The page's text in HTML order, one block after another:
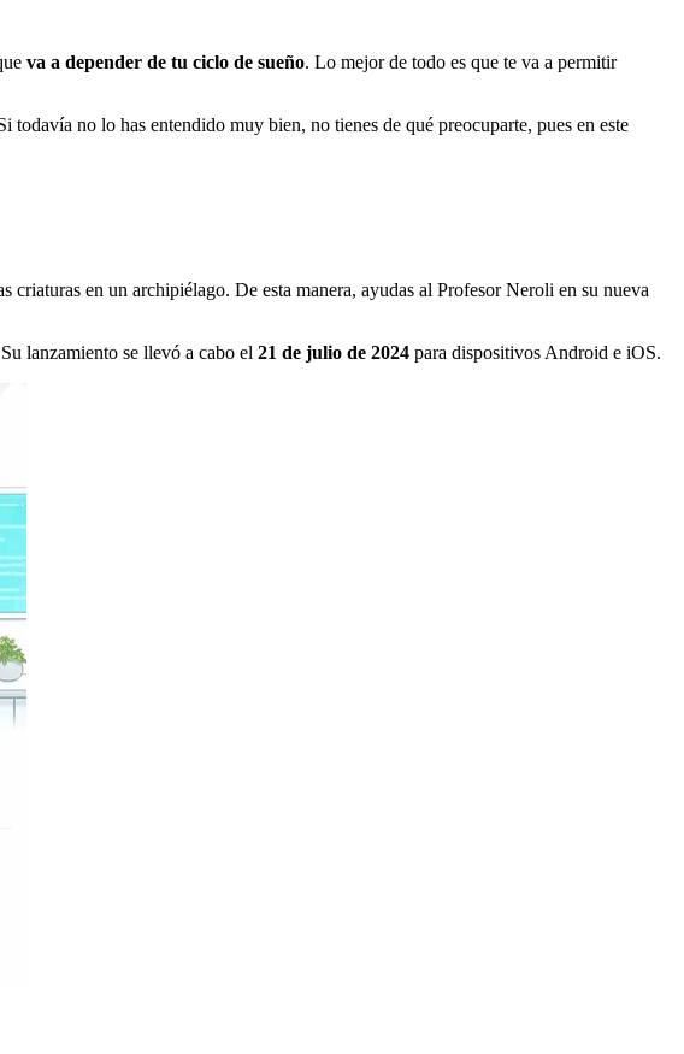
va a depender de tu ciclo de sueño. Lo mejor de todo es que te va a permitir
no lo has entendido muy bien, no tienes de qué preocuparte, pues en este
en un archipiélago. De esta manera, ayudas al Profesor Neroli en su nueva
lanzamiento se llevó a cabo el 21 de julio de 2024 para dispositivos Android e iOS.